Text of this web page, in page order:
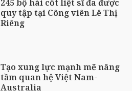
245 bộ hài cốt liệt sĩ đã được
quy tập tại Công viên Lê Thị
Riêng
Tạo xung lực mạnh mẽ nâng
tầm quan hệ Việt Nam-
Australia